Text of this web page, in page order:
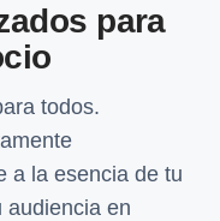
para
todos.
a la esencia de tu
audiencia en